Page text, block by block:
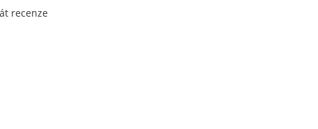
recenze